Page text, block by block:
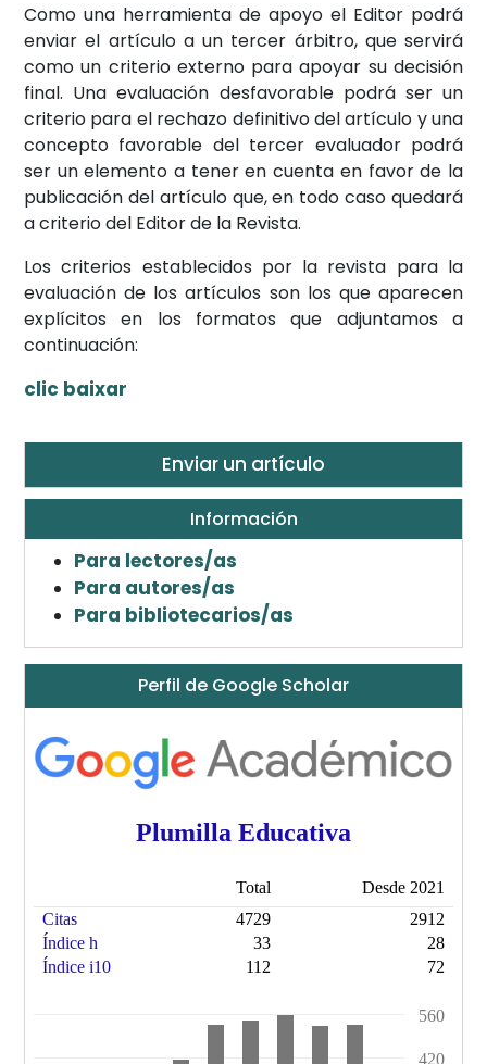
Como una herramienta de apoyo el Editor podrá
enviar el artículo a un tercer árbitro, que servirá
como un criterio externo para apoyar su decisión
final. Una evaluación desfavorable podrá ser un
criterio para el rechazo definitivo del artículo y una
concepto favorable del tercer evaluador podrá
ser un elemento a tener en cuenta en favor de la
publicación del artículo que, en todo caso quedará
a criterio del Editor de la Revista.
Los criterios establecidos por la revista para la
evaluación de los artículos son los que aparecen
explícitos en los formatos que adjuntamos a
continuación:
clic baixar
Enviar un artículo
Información
Para lectores/as
Para autores/as
Para bibliotecarios/as
Perfil de Google Scholar